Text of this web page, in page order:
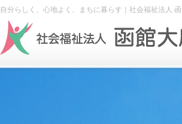
自分らしく、心地よく、まちに暮らす｜社会福祉法人